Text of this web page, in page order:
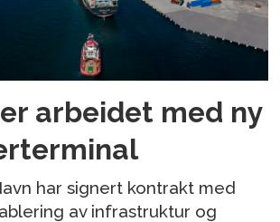
arbeidet med ny
har signert kontrakt med
av infrastruktur og